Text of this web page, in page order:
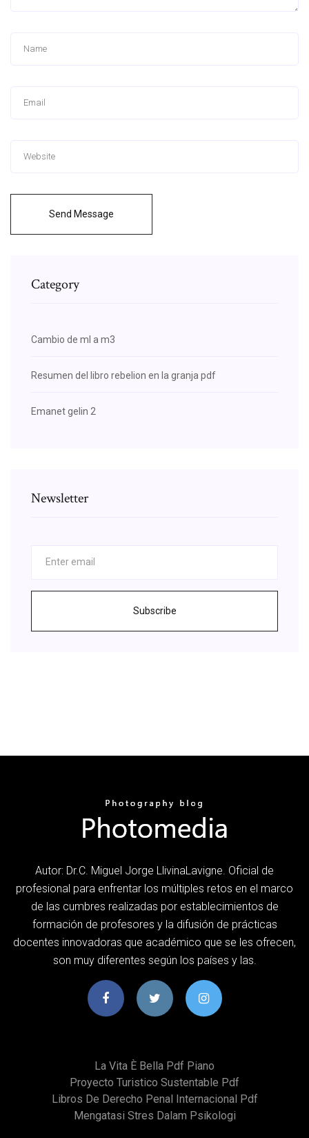
Send Message
Category
Cambio de ml a m3
Resumen del libro rebelion en la granja pdf
Emanet gelin 2
Newsletter
Subscribe
Autor: Dr.C. Miguel Jorge LlivinaLavigne. Oficial de
profesional para enfrentar los múltiples retos en el marco
de las cumbres realizadas por establecimientos de
formación de profesores y la difusión de prácticas
docentes innovadoras que académico que se les ofrecen,
son muy diferentes según los países y las.
La Vita È Bella Pdf Piano
Proyecto Turistico Sustentable Pdf
Libros De Derecho Penal Internacional Pdf
Mengatasi Stres Dalam Psikologi